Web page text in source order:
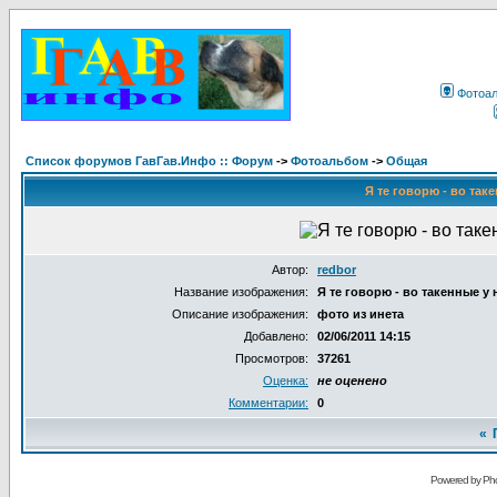
Список форумов ГавГав.Инфо :: Форум -> Фотоальбом -> Общая
Я те говорю - во
Автор:
redbor
Название изображения:
Я те говорю - во такенные у
Описание изображения:
фото из инета
Добавлено:
02/06/2011 14:15
Просмотров:
37261
Оценка:
не оценено
Комментарии:
0
«
Powered by